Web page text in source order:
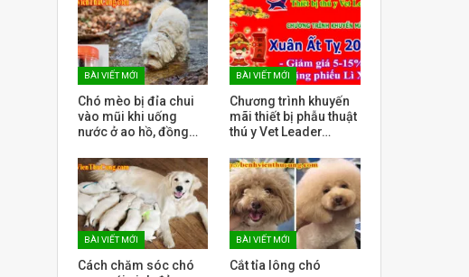
BÀI VIẾT MỚI
Chó mèo bị đỉa chui
vào mũi khi uống
nước ở ao hồ, đồng…
BÀI VIẾT MỚI
Chương trình khuyến
mãi thiết bị phẫu thuật
thú y Vet Leader…
BÀI VIẾT MỚI
Cách chăm sóc chó
BÀI VIẾT MỚI
Cắt tỉa lông chó